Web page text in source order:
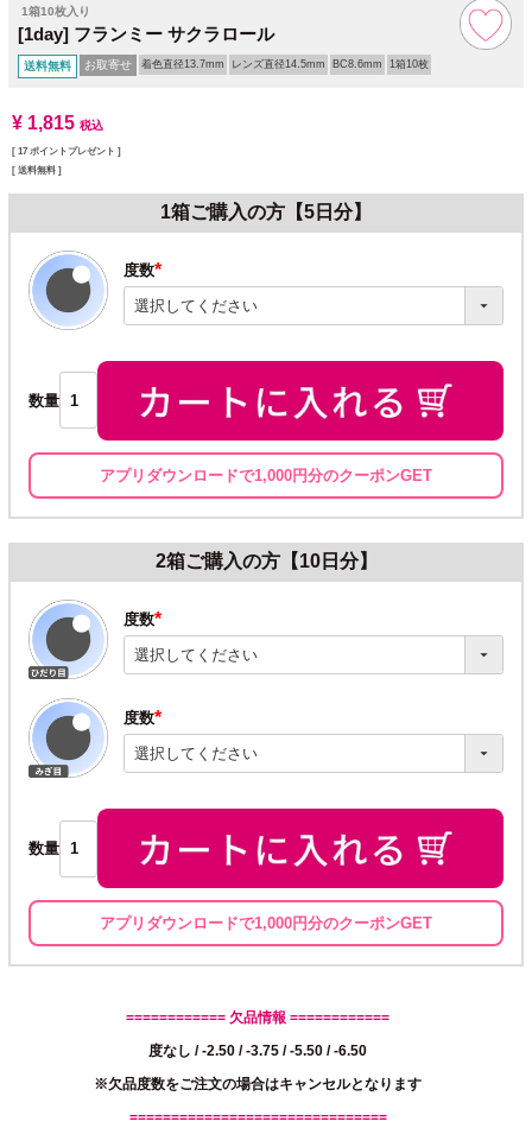
1箱10枚入り
[1day] フランミー サクラロール
送料無料 お取寄せ 着色直径13.7mm レンズ直径14.5mm BC8.6mm 1箱10枚
¥ 1,815 税込
[ 17 ポイントプレゼント ]
送料無料
1箱ご購入の方【5日分】
度数
(必
須)
数量
アプリダウンロードで1,000円分のクーポンGET
2箱ご購入の方【10日分】
度数
(必
須)
度数
(必
須)
数量
アプリダウンロードで1,000円分のクーポンGET
============ 欠品情報 ============
度なし / -2.50 / -3.75 / -5.50 / -6.50
※欠品度数をご注文の場合はキャンセルとなります
===============================